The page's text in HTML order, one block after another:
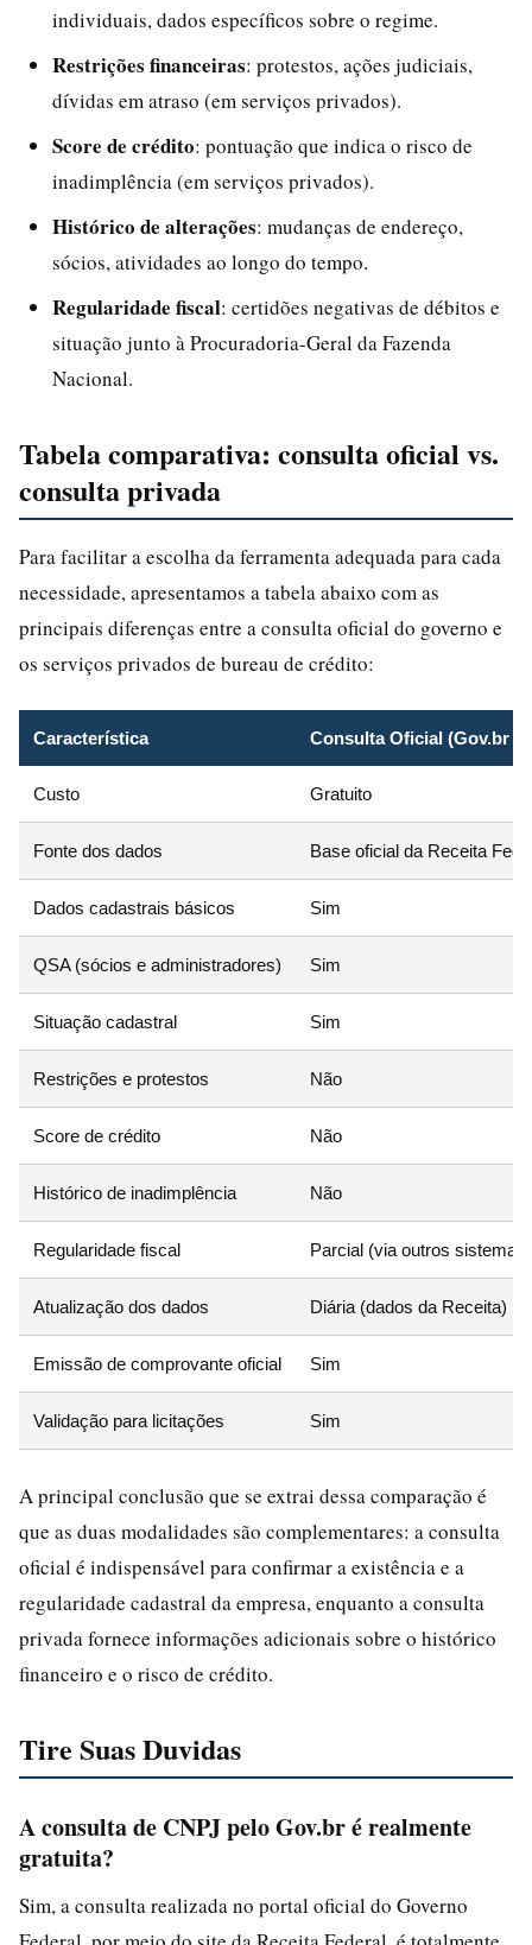
individuais, dados específicos sobre o regime.
Restrições financeiras: protestos, ações judiciais,
dívidas em atraso (em serviços privados).
Score de crédito: pontuação que indica o risco de
inadimplência (em serviços privados).
Histórico de alterações: mudanças de endereço,
sócios, atividades ao longo do tempo.
Regularidade fiscal: certidões negativas de débitos e
situação junto à Procuradoria-Geral da Fazenda
Nacional.
Tabela comparativa: consulta oficial vs.
consulta privada
Para facilitar a escolha da ferramenta adequada para cada
necessidade, apresentamos a tabela abaixo com as
principais diferenças entre a consulta oficial do governo e
os serviços privados de bureau de crédito:
Característica Consulta Oficial (Gov.br /
Custo Gratuito
Fonte dos dados Base oficial da Receita
Dados cadastrais básicos Sim
QSA (sócios e administradores) Sim
Situação cadastral Sim
Restrições e protestos Não
Score de crédito Não
Histórico de inadimplência Não
Regularidade fiscal Parcial (via outros sistemas)
Atualização dos dados Diária (dados da Receita)
Emissão de comprovante oficial Sim
Validação para licitações Sim
A principal conclusão que se extrai dessa comparação é
que as duas modalidades são complementares: a consulta
oficial é indispensável para confirmar a existência e a
regularidade cadastral da empresa, enquanto a consulta
privada fornece informações adicionais sobre o histórico
financeiro e o risco de crédito.
Tire Suas Duvidas
A consulta de CNPJ pelo Gov.br é realmente
gratuita?
Sim, a consulta realizada no portal oficial do Governo